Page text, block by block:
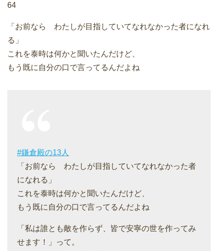
64
「お前なら わたしが目指していてなれなかった者になれ
る」
これを泰時は何かと聞いたんだけど、
もう既に自分の口で言ってるんだよね
#鎌倉殿の13人
「お前なら わたしが目指していてなれなかった者
になれる」
これを泰時は何かと聞いたんだけど、
もう既に自分の口で言ってるんだよね
「私は誰とも敵を作らず、皆で安寧の世を作ってみ
せます！」って。